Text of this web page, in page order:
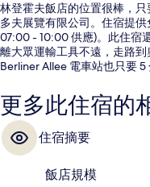
林登霍夫飯店的位置很棒，
多夫展覽有限公司。住宿提
07:00 - 10:00 供應)。此住宿
離大眾運輸工具不遠，走路
Berliner Allee 電車站也只要 5
更多此住宿的
住宿摘要
飯店規模